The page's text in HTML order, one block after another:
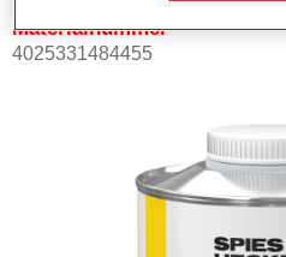
Materialnummer
4025331484455